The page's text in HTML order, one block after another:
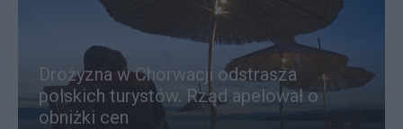
Drożyzna w Chorwacji odstrasza
polskich turystów. Rząd apelował o
obniżki cen